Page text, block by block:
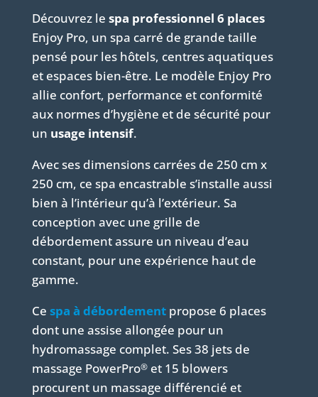
Découvrez le spa professionnel 6 places
Enjoy Pro, un spa carré de grande taille
pensé pour les hôtels, centres aquatiques
et espaces bien-être. Le modèle Enjoy Pro
allie confort, performance et conformité
aux normes d’hygiène et de sécurité pour
un usage intensif.
Avec ses dimensions carrées de 250 cm x
250 cm, ce spa encastrable s’installe aussi
bien à l’intérieur qu’à l’extérieur. Sa
conception avec une grille de
débordement assure un niveau d’eau
constant, pour une expérience haut de
gamme.
Ce spa à débordementpropose 6 places
dont une assise allongée pour un
hydromassage complet. Ses 38 jets de
massage PowerPro®et 15 blowers
procurent un massage différencié et